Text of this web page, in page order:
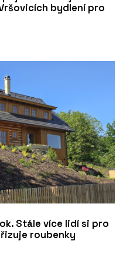
bydlení pro
Stále více lidí si pro
roubenky